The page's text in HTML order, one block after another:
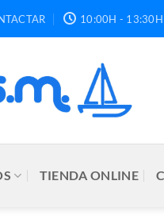
10:00H -
TIENDA ONLINE